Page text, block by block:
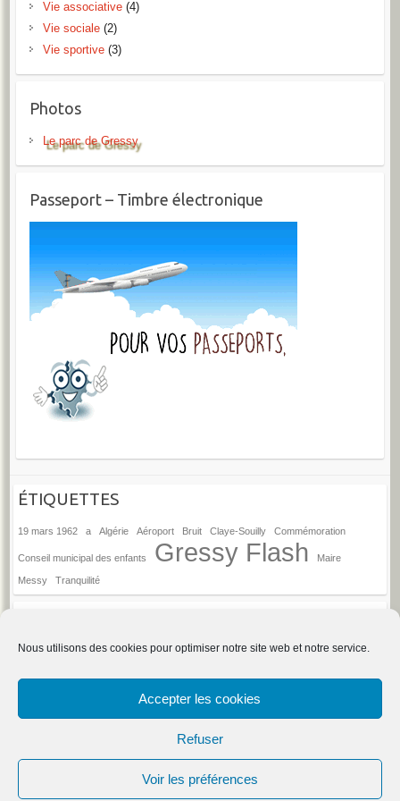
Nous utilisons des cookies pour optimiser notre site web et notre service.
Accepter les cookies
Refuser
Voir les préférences
Vie associative(4)
Vie sociale(2)
Vie sportive(3)
Photos
Le parc de Gressy
Passeport – Timbre électronique
ÉTIQUETTES
19 mars 1962 a Algérie Aéroport Bruit Claye-Souilly Commémoration
Conseil municipal des enfants Gressy Flash Maire
Messy Tranquilité
Anciens
→
Droits d'auteur © 2026Gressy. Thème parColorlibSponsorisé par
WordPress